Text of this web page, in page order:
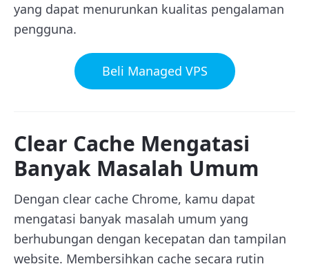
yang dapat menurunkan kualitas pengalaman
pengguna.
Beli Managed VPS
Clear Cache Mengatasi
Banyak Masalah Umum
Dengan clear cache Chrome, kamu dapat
mengatasi banyak masalah umum yang
berhubungan dengan kecepatan dan tampilan
website. Membersihkan cache secara rutin